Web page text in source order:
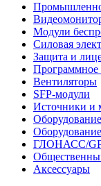
Модули
Силовая
Защита и
Программное
Вентиляторы
SFP-модули
Источники и
ГЛОНАСС/
Аксессуары